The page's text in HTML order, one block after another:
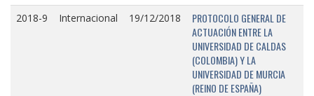
2018-9 Internacional 19/12/2018
PROTOCOLO GENERAL DE
ACTUACIÓN ENTRE LA
UNIVERSIDAD DE CALDAS
(COLOMBIA) Y LA
UNIVERSIDAD DE MURCIA
(REINO DE ESPAÑA)